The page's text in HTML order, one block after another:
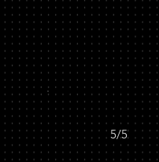
5/5